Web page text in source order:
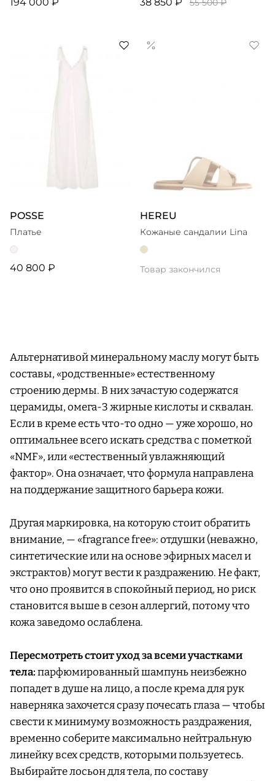
55 500 ₽
POSSE
Платье
40 800 ₽
HEREU
Кожаные сандалии Lina
Товар закончился
Альтернативой минеральному маслу могут быть
составы, «родственные» естественному
строению дермы. В них зачастую содержатся
церамиды, омега-3 жирные кислоты и сквалан.
Если в креме есть что-то одно — уже хорошо, но
оптимальнее всего искать средства с пометкой
«NMF», или «естественный увлажняющий
фактор». Она означает, что формула направлена
на поддержание защитного барьера кожи.
Другая маркировка, на которую стоит обратить
внимание, — «fragrance free»: отдушки (неважно,
синтетические или на основе эфирных масел и
экстрактов) могут вести к раздражению. Не факт,
что оно проявится в спокойный период, но риск
становится выше в сезон аллергий, потому что
кожа заведомо ослаблена.
Пересмотреть стоит уход за всеми участками
тела:парфюмированный шампунь неизбежно
попадет в душе на лицо, а после крема для рук
наверняка захочется сразу почесать глаза — чтобы
свести к минимуму возможность раздражения,
временно соберите максимально нейтральную
линейку всех средств, которыми пользуетесь.
Выбирайте лосьон для тела, по составу